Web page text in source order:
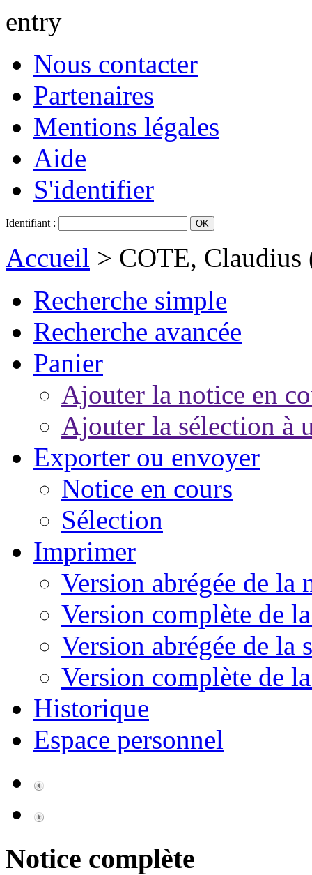
entry
Nous contacter
Partenaires
Mentions légales
Aide
S'identifier
Identifiant :
Accueil > COTE,
Recherche simple
Recherche avancée
Panier
Ajouter la notice en
Ajouter la sélection à
Exporter ou envoyer
Notice en cours
Sélection
Imprimer
Version abrégée de la
Version complète de
Version abrégée de la
Version complète de
Historique
Espace personnel
Notice complète